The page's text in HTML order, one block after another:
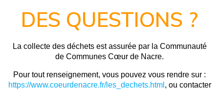
DES QUESTIONS ?
La collecte des déchets est assurée par la Communauté
de Communes Cœur de Nacre.
Pour tout renseignement, vous pouvez vous rendre sur :
https://www.coeurdenacre.fr/les_dechets.html , ou contacter